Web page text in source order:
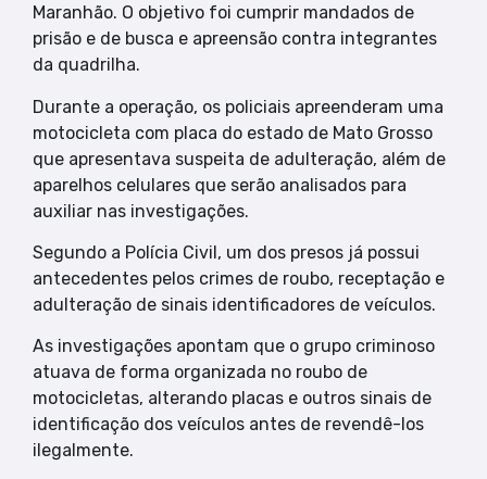
Maranhão. O objetivo foi cumprir mandados de
prisão e de busca e apreensão contra integrantes
da quadrilha.
Durante a operação, os policiais apreenderam uma
motocicleta com placa do estado de Mato Grosso
que apresentava suspeita de adulteração, além de
aparelhos celulares que serão analisados para
auxiliar nas investigações.
Segundo a Polícia Civil, um dos presos já possui
antecedentes pelos crimes de roubo, receptação e
adulteração de sinais identificadores de veículos.
As investigações apontam que o grupo criminoso
atuava de forma organizada no roubo de
motocicletas, alterando placas e outros sinais de
identificação dos veículos antes de revendê-los
ilegalmente.